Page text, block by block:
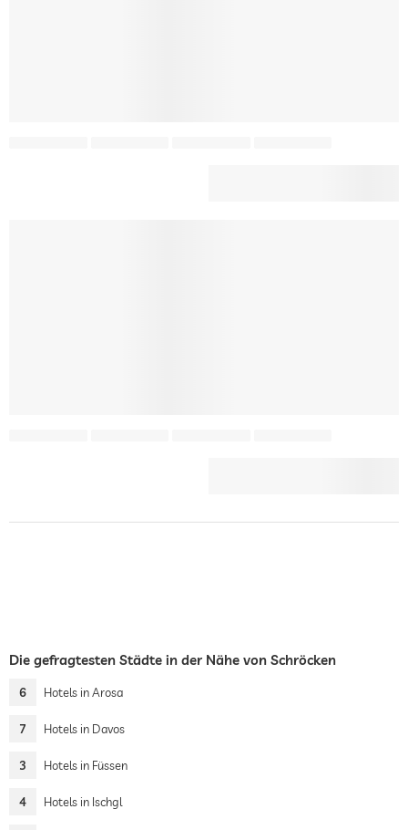
Die gefragtesten Städte in der Nähe von Schröcken
6 Hotels in Arosa
7 Hotels in Davos
3 Hotels in Füssen
4 Hotels in Ischgl